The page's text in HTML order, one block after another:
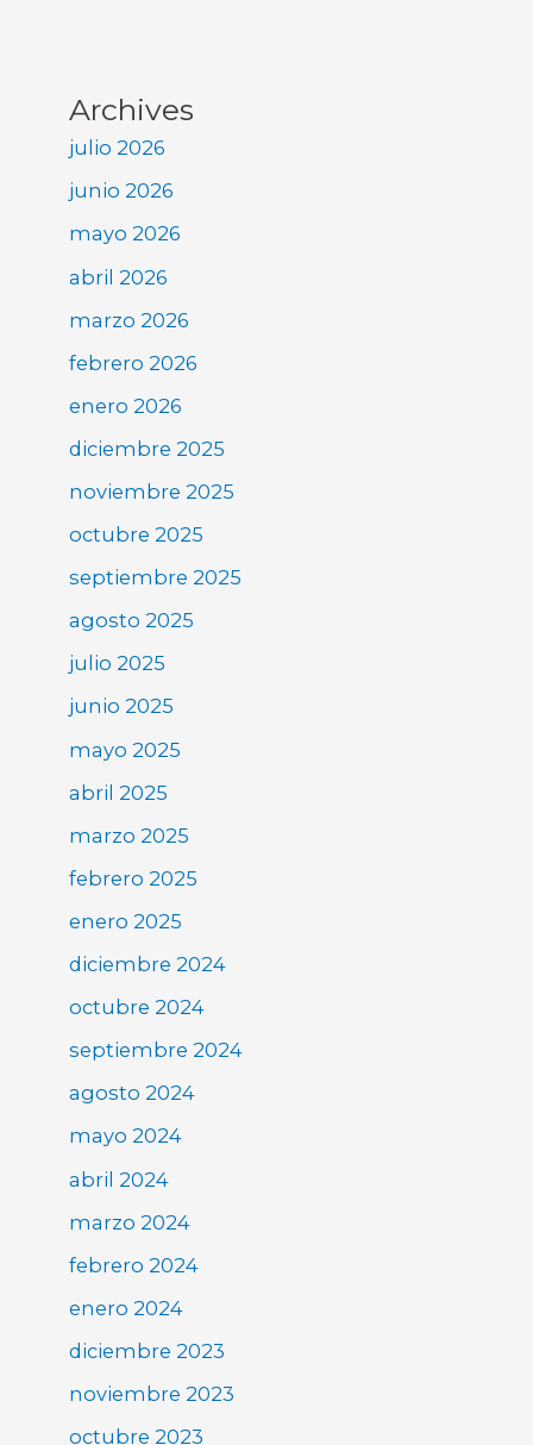
Archives
julio 2026
junio 2026
mayo 2026
abril 2026
marzo 2026
febrero 2026
enero 2026
diciembre 2025
noviembre 2025
octubre 2025
septiembre 2025
agosto 2025
julio 2025
junio 2025
mayo 2025
abril 2025
marzo 2025
febrero 2025
enero 2025
diciembre 2024
octubre 2024
septiembre 2024
agosto 2024
mayo 2024
abril 2024
marzo 2024
febrero 2024
enero 2024
diciembre 2023
noviembre 2023
octubre 2023